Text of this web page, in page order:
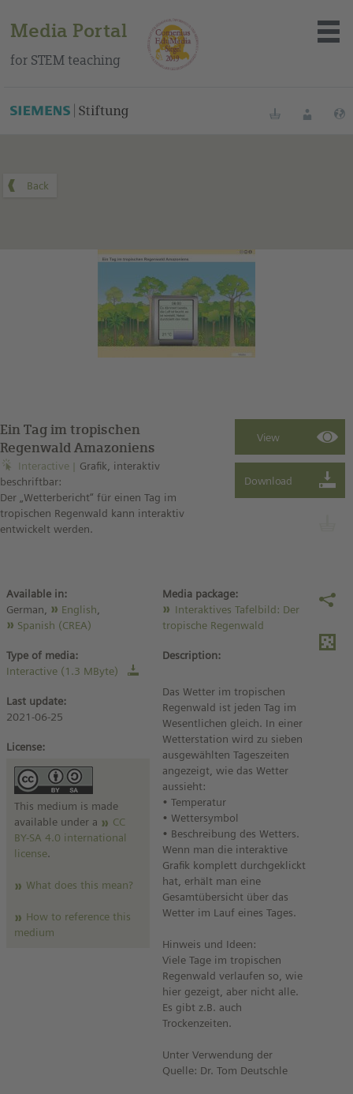
Media Portal
for STEM teaching
About the portal
BookmarksLogin
Ein Tag im tropischen
Regenwald Amazoniens
Interactive
Grafik, interaktiv
beschriftbar:
Der „Wetterbericht“ für einen Tag im
tropischen Regenwald kann interaktiv
entwickelt werden.
Available in:
German,
English
Spanish (CREA)
Type of media:
Interactive (1.3 MByte)
Last update:
2021-06-25
License:
This medium is made
available under a
CC
BY-SA 4.0 international
license.
What does this mean?
How to reference this
medium
Media package:
Interaktives Tafelbild: Der
tropische Regenwald
Description:
Das Wetter im tropischen
Regenwald ist jeden Tag im
Wesentlichen gleich. In einer
Wetterstation wird zu sieben
ausgewählten Tageszeiten
angezeigt, wie das Wetter
aussieht:
• Temperatur
• Wettersymbol
• Beschreibung des Wetters.
Wenn man die interaktive
Grafik komplett durchgeklickt
hat, erhält man eine
Gesamtübersicht über das
Wetter im Lauf eines Tages.
Hinweis und Ideen:
Viele Tage im tropischen
Regenwald verlaufen so, wie
hier gezeigt, aber nicht alle.
Es gibt z.B. auch
Trockenzeiten.
Unter Verwendung der
Quelle: Dr. Tom Deutschle
You can find this medium on our Spanish education portal